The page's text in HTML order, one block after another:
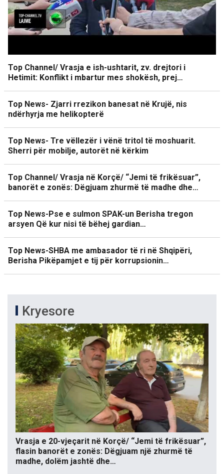
Top Channel/ Vrasja e ish-ushtarit, zv. drejtori i
Hetimit: Konflikt i mbartur mes shokësh, prej…
Top News- Zjarri rrezikon banesat në Krujë, nis
ndërhyrja me helikopterë
Top News- Tre vëllezër i vënë tritol të moshuarit.
Sherri për mobilje, autorët në kërkim
Top Channel/ Vrasja në Korçë/ “Jemi të frikësuar”,
banorët e zonës: Dëgjuam zhurmë të madhe dhe…
Top News-Pse e sulmon SPAK-un Berisha tregon
arsyen Që kur nisi të bëhej gardian…
Top News-SHBA me ambasador të ri në Shqipëri,
Berisha Pikëpamjet e tij për korrupsionin…
Kryesore
Vrasja e 20-vjeçarit në Korçë/ “Jemi të frikësuar”,
flasin banorët e zonës: Dëgjuam një zhurmë të
madhe, dolëm jashtë dhe…